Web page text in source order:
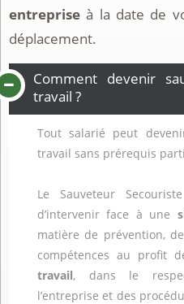
entreprise à la date de
déplacement.
Comment devenir
travail ?
Tout salarié peut
travail sans prérequis
Le Sauveteur
d’intervenir face à une
matière de prévention,
compétences au profit
travail, dans le
l’entreprise et des